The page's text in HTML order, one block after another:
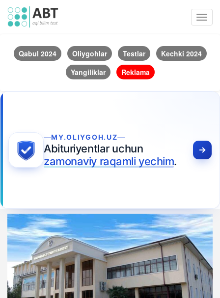
Qabul 2024 Oliygohlar Testlar
Kechki 2024
Yangiliklar
Reklama
MY.OLIYGOH.UZ
Abituriyentlar uchun
zamonaviy raqamli yechim.